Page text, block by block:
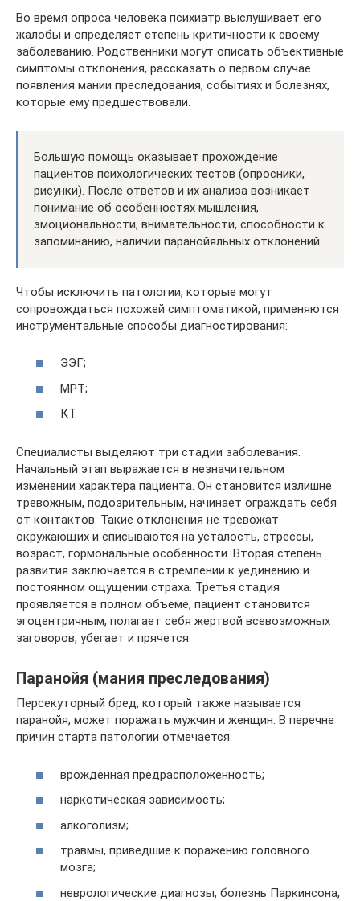
Во время опроса человека психиатр выслушивает его
жалобы и определяет степень критичности к своему
заболеванию. Родственники могут описать объективные
симптомы отклонения, рассказать о первом случае
появления мании преследования, событиях и болезнях,
которые ему предшествовали.
Большую помощь оказывает прохождение
пациентов психологических тестов (опросники,
рисунки). После ответов и их анализа возникает
понимание об особенностях мышления,
эмоциональности, внимательности, способности к
запоминанию, наличии паранойяльных отклонений.
Чтобы исключить патологии, которые могут
сопровождаться похожей симптоматикой, применяются
инструментальные способы диагностирования:
ЭЭГ;
МРТ;
КТ.
Специалисты выделяют три стадии заболевания.
Начальный этап выражается в незначительном
изменении характера пациента. Он становится излишне
тревожным, подозрительным, начинает ограждать себя
от контактов. Такие отклонения не тревожат
окружающих и списываются на усталость, стрессы,
возраст, гормональные особенности. Вторая степень
развития заключается в стремлении к уединению и
постоянном ощущении страха. Третья стадия
проявляется в полном объеме, пациент становится
эгоцентричным, полагает себя жертвой всевозможных
заговоров, убегает и прячется.
Паранойя (мания преследования)
Персекуторный бред, который также называется
паранойя, может поражать мужчин и женщин. В перечне
причин старта патологии отмечается:
врожденная предрасположенность;
наркотическая зависимость;
алкоголизм;
травмы, приведшие к поражению головного
мозга;
неврологические диагнозы, болезнь Паркинсона,